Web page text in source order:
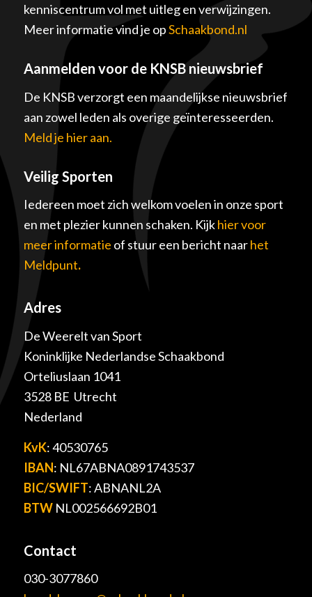
kenniscentrum vol met uitleg en verwijzingen.
Meer informatie vind je opSchaakbond.nl
Aanmelden voor de KNSB nieuwsbrief
De KNSB verzorgt een maandelijkse nieuwsbrief
aan zowel leden als overige geïnteresseerden.
Meld je hier aan.
Veilig Sporten
Iedereen moet zich welkom voelen in onze sport
en met plezier kunnen schaken. Kijkhier voor
meer informatie of stuur een bericht naarhet
Meldpunt.
Adres
De Weerelt van Sport
Koninklijke Nederlandse Schaakbond
Orteliuslaan 1041
3528 BE Utrecht
Nederland
KvK: 40530765
IBAN: NL67ABNA0891743537
BIC/SWIFT: ABNANL2A
BTWNL002566692B01
Contact
030-3077860